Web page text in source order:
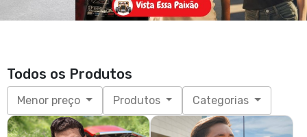
Todos os Produtos
Menor preço Produtos Categorias